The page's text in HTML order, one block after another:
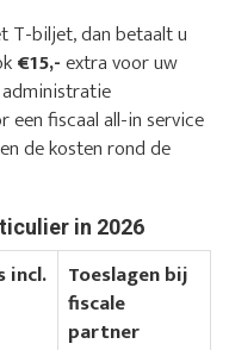
T-biljet, dan betaalt u
€15,-extra voor uw
een fiscaal all-in service
de kosten rond de
in 2026
incl.
Toeslagen bij
fiscale
partner